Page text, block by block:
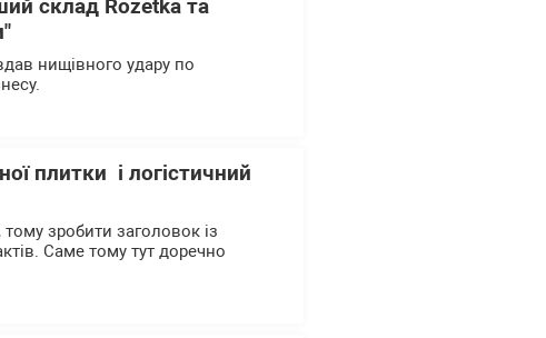
склад Rozetka та
нищівного удару по
плитки і логістичний
зробити заголовок із
Саме тому тут доречно